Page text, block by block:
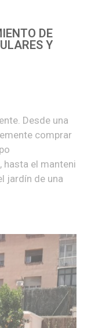
DE
Y
Desde una
comprar
hasta el manteni
jardín de una